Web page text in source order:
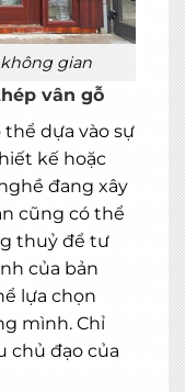
gian
vân gỗ
dựa vào sự
kế hoặc
đang xây
cũng có thể
thuỷ để tư
của bản
lựa chọn
mình. Chỉ
chủ đạo của